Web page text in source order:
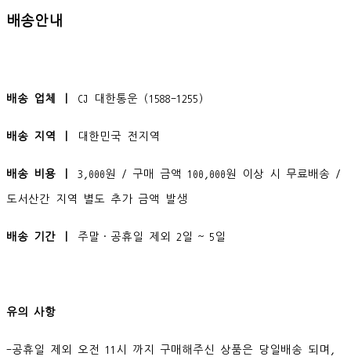
배송안내
배송 업체 ㅣ CJ 대한통운 (1588-1255)
배송 지역 ㅣ 대한민국 전지역
배송 비용 ㅣ 3,000원 / 구매 금액 100,000원 이상 시 무료배송 /
도서산간 지역 별도 추가 금액 발생
배송 기간 ㅣ 주말·공휴일 제외 2일 ~ 5일
유의 사항
-공휴일 제외 오전 11시 까지 구매해주신 상품은 당일배송 되며,